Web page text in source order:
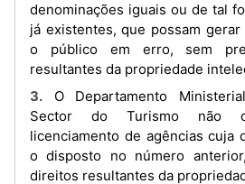
denominações iguais ou de tal
já existentes, que possam
o público em erro, sem
resultantes da propriedade
3. O Departamento Ministerial responsável pelo
Sector do Turismo não
licenciamento de agências cuja
o disposto no número
direitos resultantes da